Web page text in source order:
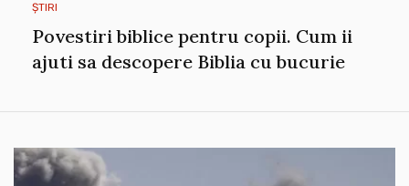
ȘTIRI
Povestiri biblice pentru copii. Cum ii
ajuti sa descopere Biblia cu bucurie